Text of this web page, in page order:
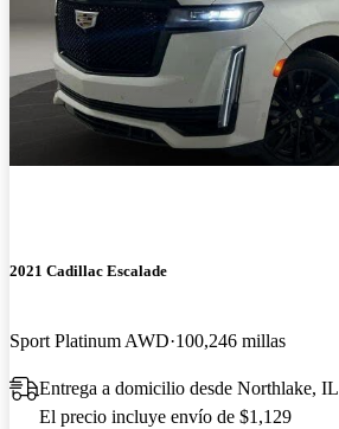
2021 Cadillac Escalade
Sport Platinum AWD 100,246 millas
Entrega a domicilio desde Northlake, IL
El precio incluye envío de $1,129